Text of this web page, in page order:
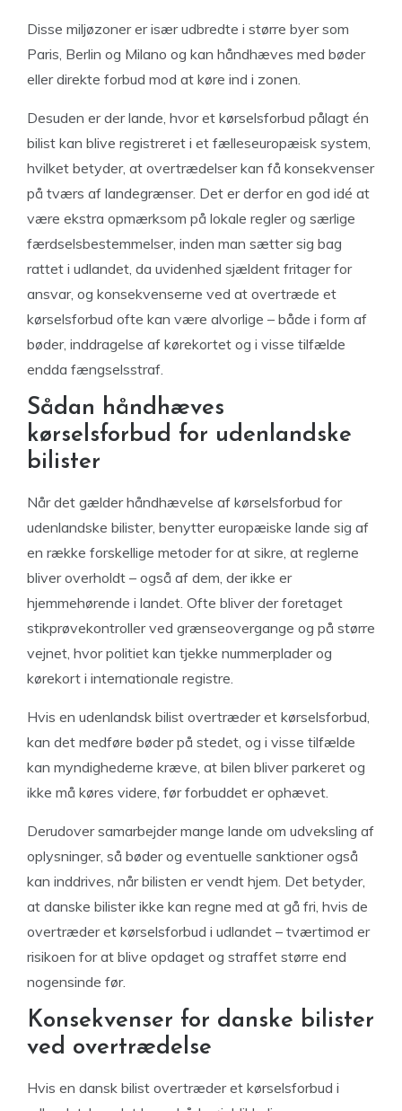
Disse miljøzoner er især udbredte i større byer som
Paris, Berlin og Milano og kan håndhæves med bøder
eller direkte forbud mod at køre ind i zonen.
Desuden er der lande, hvor et kørselsforbud pålagt én
bilist kan blive registreret i et fælleseuropæisk system,
hvilket betyder, at overtrædelser kan få konsekvenser
på tværs af landegrænser. Det er derfor en god idé at
være ekstra opmærksom på lokale regler og særlige
færdselsbestemmelser, inden man sætter sig bag
rattet i udlandet, da uvidenhed sjældent fritager for
ansvar, og konsekvenserne ved at overtræde et
kørselsforbud ofte kan være alvorlige – både i form af
bøder, inddragelse af kørekortet og i visse tilfælde
endda fængselsstraf.
Sådan håndhæves
kørselsforbud for udenlandske
bilister
Når det gælder håndhævelse af kørselsforbud for
udenlandske bilister, benytter europæiske lande sig af
en række forskellige metoder for at sikre, at reglerne
bliver overholdt – også af dem, der ikke er
hjemmehørende i landet. Ofte bliver der foretaget
stikprøvekontroller ved grænseovergange og på større
vejnet, hvor politiet kan tjekke nummerplader og
kørekort i internationale registre.
Hvis en udenlandsk bilist overtræder et kørselsforbud,
kan det medføre bøder på stedet, og i visse tilfælde
kan myndighederne kræve, at bilen bliver parkeret og
ikke må køres videre, før forbuddet er ophævet.
Derudover samarbejder mange lande om udveksling af
oplysninger, så bøder og eventuelle sanktioner også
kan inddrives, når bilisten er vendt hjem. Det betyder,
at danske bilister ikke kan regne med at gå fri, hvis de
overtræder et kørselsforbud i udlandet – tværtimod er
risikoen for at blive opdaget og straffet større end
nogensinde før.
Konsekvenser for danske bilister
ved overtrædelse
Hvis en dansk bilist overtræder et kørselsforbud i